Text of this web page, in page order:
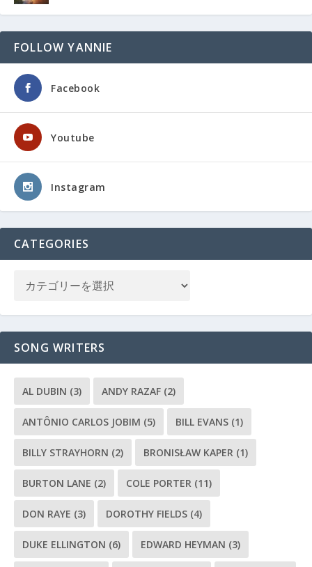
FOLLOW YANNIE
Facebook
Youtube
Instagram
CATEGORIES
SONG WRITERS
AL DUBIN (3) ANDY RAZAF (2)
ANTÔNIO CARLOS JOBIM (5) BILL EVANS (1)
BILLY STRAYHORN (2) BRONISŁAW KAPER (1)
BURTON LANE (2) COLE PORTER (11)
DON RAYE (3) DOROTHY FIELDS (4)
DUKE ELLINGTON (6) EDWARD HEYMAN (3)